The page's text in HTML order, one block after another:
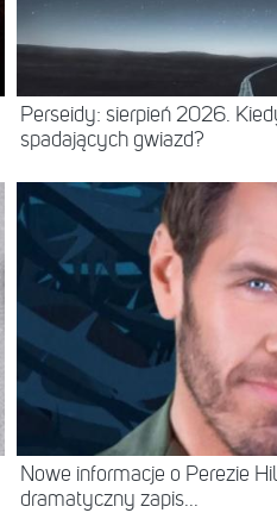
Perseidy: sierpień 2026.
spadających gwiazd?
Nowe informacje o Perezie
dramatyczny zapis...